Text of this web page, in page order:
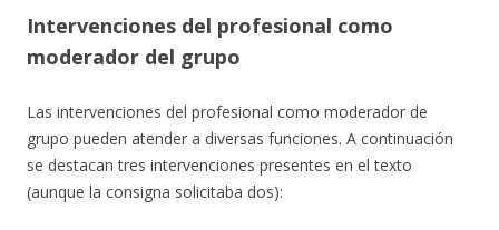
Intervenciones del profesional como
moderador del grupo
Las intervenciones del profesional como moderador de
grupo pueden atender a diversas funciones. A continuación
se destacan tres intervenciones presentes en el texto
(aunque la consigna solicitaba dos):